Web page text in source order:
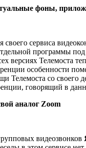
фоны,
сервиса
программы
версиях Телемоста
особенности
со своего
говорящий в
аналог Zoom
видеозвонков